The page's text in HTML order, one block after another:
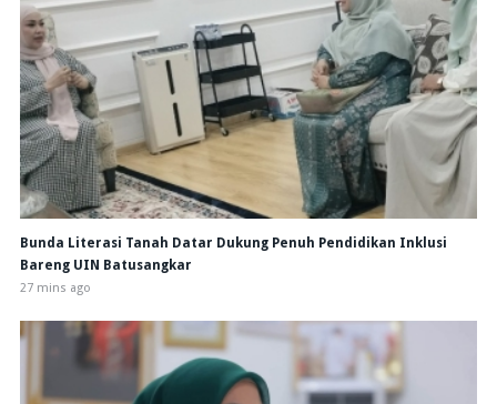
Bunda Literasi Tanah Datar Dukung Penuh Pendidikan Inklusi
Bareng UIN Batusangkar
27 mins ago